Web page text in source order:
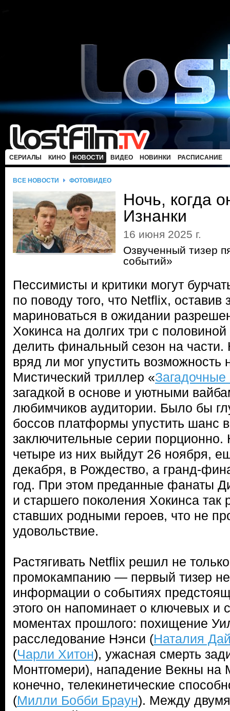
СЕРИАЛЫ КИНО НОВОСТИ ВИДЕО НОВИНКИ РАСПИСАНИЕ
ВСЕ НОВОСТИ ФОТО/ВИДЕО
Ночь, когда
Изнанки
16 июня 2025 г.
Озвученный тизер
событий»
Пессимисты и критики могут
по поводу того, что Netflix, оставив
мариноваться в ожидании
Хокинса на долгих три с
делить финальный сезон на части.
вряд ли мог упустить возможность
Мистический триллер «
загадкой в основе и уютными
любимчиков аудитории. Было бы
боссов платформы упустить шанс
заключительные серии
четыре из них выйдут 26 ноября,
декабря, в Рождество, а гранд-
год. При этом преданные фанаты
и старшего поколения Хокинса
ставших родными героев, что не
удовольствие.
Растягивать Netflix решил не
промокампанию — первый тизер не
информации о событиях
этого он напоминает о ключевых
моментах прошлого: похищение
расследование Нэнси (Наталия
(Чарли Хитон), ужасная смерть
Монтгомери), нападение Векны на
конечно, телекинетические
(Милли Бобби Браун). Между